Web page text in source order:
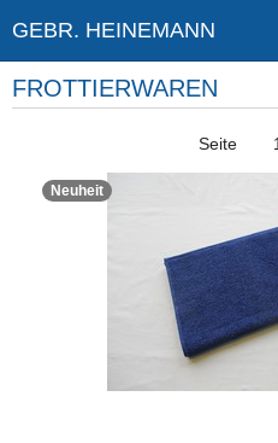
GEBR. HEINEMANN
FROTTIERWAREN
Seite 1
Neuheit